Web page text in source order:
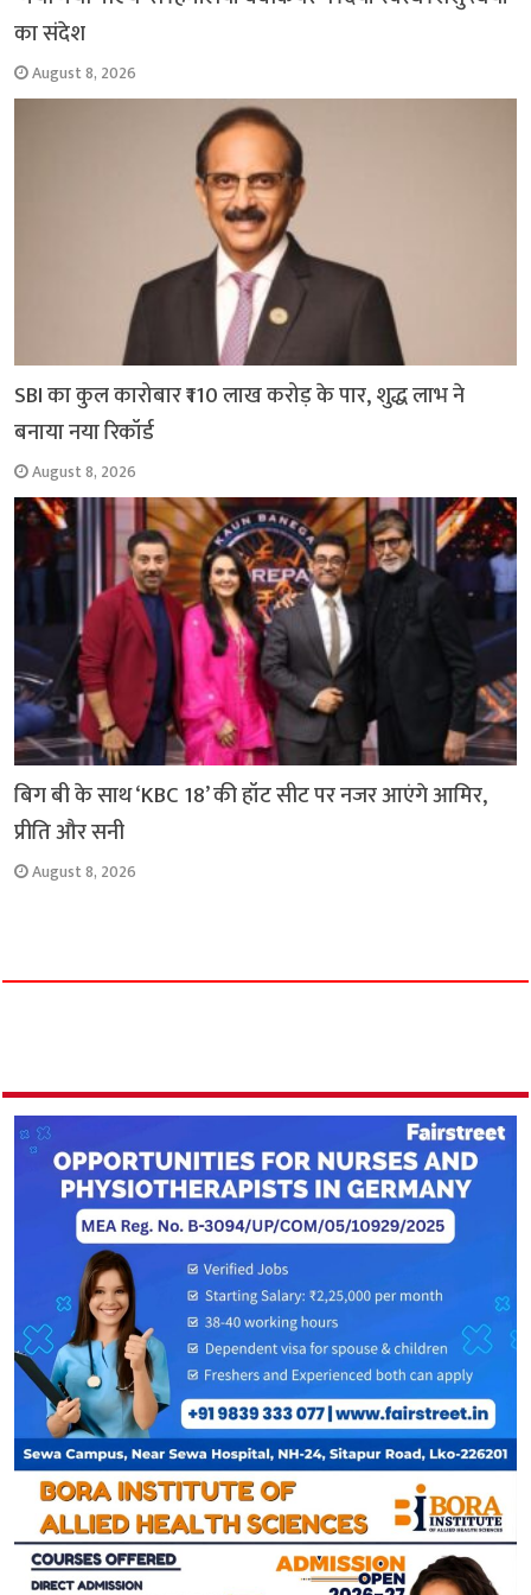
का संदेश
August 8, 2026
SBI का कुल कारोबार ₹110 लाख करोड़ के पार, शुद्ध लाभ ने
बनाया नया रिकॉर्ड
August 8, 2026
बिग बी के साथ ‘KBC 18’ की हॉट सीट पर नजर आएंगे आमिर,
प्रीति और सनी
August 8, 2026